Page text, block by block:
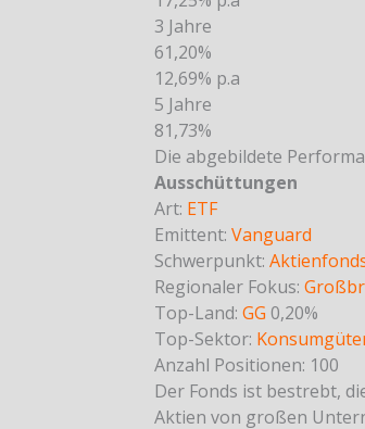
3 Jahre
61,20%
12,69% p.a
5 Jahre
81,73%
Die abgebildete
Ausschüttungen
Art: ETF
Emittent: Vanguard
Schwerpunkt:
Regionaler Fokus:
Top-Land: GG 0,20%
Top-Sektor:
Anzahl Positionen: 100
Der Fonds ist bestrebt,
Aktien von großen